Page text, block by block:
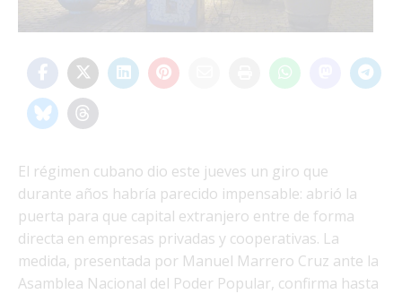
El régimen cubano dio este jueves un giro que
durante años habría parecido impensable: abrió la
puerta para que capital extranjero entre de forma
directa en empresas privadas y cooperativas. La
medida, presentada por Manuel Marrero Cruz ante la
Asamblea Nacional del Poder Popular, confirma hasta